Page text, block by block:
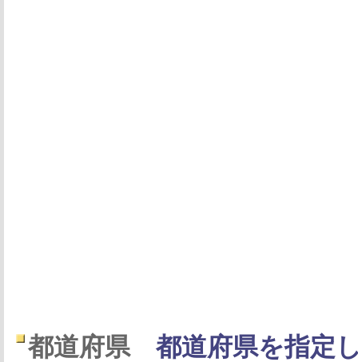
都道府県
都道府県を指定